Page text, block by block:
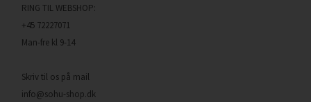
RING TIL WEBSHOP:
+45 72227071
Man-fre kl 9-14
Skriv til os på mail
info@sohu-shop.dk